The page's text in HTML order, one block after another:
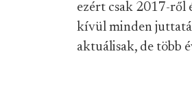
ezért csak 2017-ről
kívül minden
aktuálisak, de több